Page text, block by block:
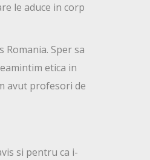
le aduce in corp
Romania. Sper sa
etica in
avut profesori de
si pentru ca i-